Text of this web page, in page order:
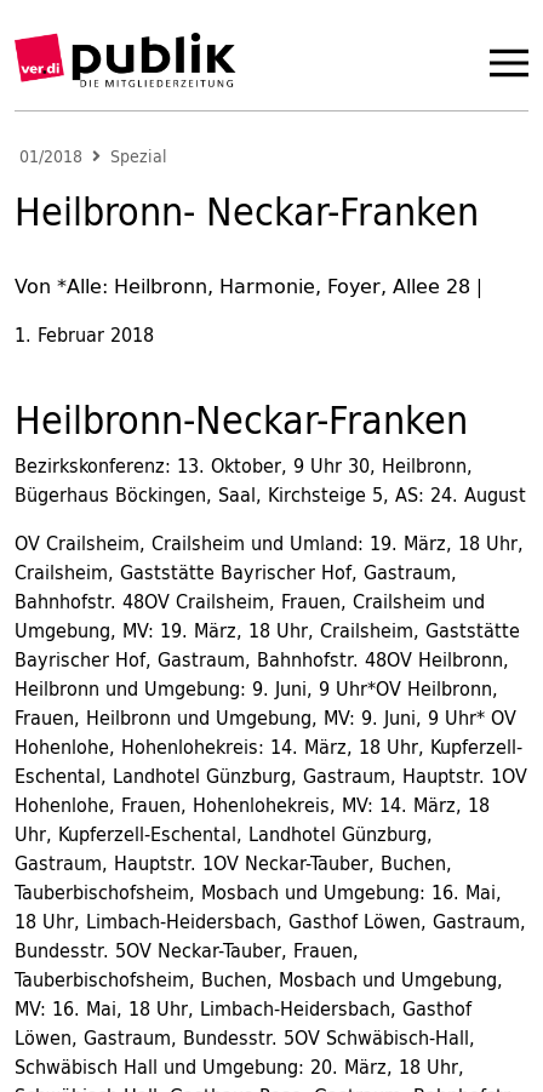
01/2018 Spezial
Heilbronn- Neckar-Franken
Von *Alle: Heilbronn, Harmonie, Foyer, Allee 28 |
1. Februar 2018
Heilbronn-Neckar-Franken
Bezirkskonferenz: 13. Oktober, 9 Uhr 30, Heilbronn,
Bügerhaus Böckingen, Saal, Kirchsteige 5, AS: 24. August
OV Crailsheim, Crailsheim und Umland: 19. März, 18 Uhr,
Crailsheim, Gaststätte Bayrischer Hof, Gastraum,
Bahnhofstr. 48OV Crailsheim, Frauen, Crailsheim und
Umgebung, MV: 19. März, 18 Uhr, Crailsheim, Gaststätte
Bayrischer Hof, Gastraum, Bahnhofstr. 48OV Heilbronn,
Heilbronn und Umgebung: 9. Juni, 9 Uhr*OV Heilbronn,
Frauen, Heilbronn und Umgebung, MV: 9. Juni, 9 Uhr* OV
Hohenlohe, Hohenlohekreis: 14. März, 18 Uhr, Kupferzell-
Eschental, Landhotel Günzburg, Gastraum, Hauptstr. 1OV
Hohenlohe, Frauen, Hohenlohekreis, MV: 14. März, 18
Uhr, Kupferzell-Eschental, Landhotel Günzburg,
Gastraum, Hauptstr. 1OV Neckar-Tauber, Buchen,
Tauberbischofsheim, Mosbach und Umgebung: 16. Mai,
18 Uhr, Limbach-Heidersbach, Gasthof Löwen, Gastraum,
Bundesstr. 5OV Neckar-Tauber, Frauen,
Tauberbischofsheim, Buchen, Mosbach und Umgebung,
MV: 16. Mai, 18 Uhr, Limbach-Heidersbach, Gasthof
Löwen, Gastraum, Bundesstr. 5OV Schwäbisch-Hall,
Schwäbisch Hall und Umgebung: 20. März, 18 Uhr,